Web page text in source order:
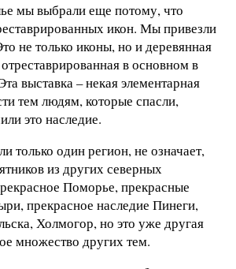
мы выбрали еще потому, что
икон. Мы привезли
не только иконы, но и деревянная
в основном в
выставка – некая элементарная
тем людям, которые спасли,
это наследие.
только один регион, не означает,
из других северных
Поморье, прекрасные
прекрасное наследие Пинеги,
Холмогор, но это уже другая
множество других тем.